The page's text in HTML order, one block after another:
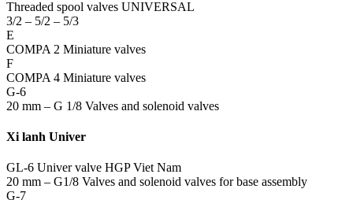
Threaded spool valves UNIVERSAL
3/2 – 5/2 – 5/3
E
COMPA 2 Miniature valves
F
COMPA 4 Miniature valves
G-6
20 mm – G 1/8 Valves and solenoid valves
Xi lanh Univer
GL-6 Univer valve HGP Viet Nam
20 mm – G1/8 Valves and solenoid valves for base assembly
G-7